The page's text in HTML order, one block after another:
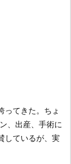
ってきた。ちょ
、出産、手術に
しているが、実